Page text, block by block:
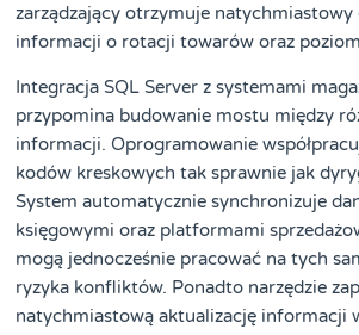
zarządzający otrzymuje natychmiastowy
informacji o rotacji towarów oraz
Integracja SQL Server z systemami
przypomina budowanie mostu między
informacji. Oprogramowanie
kodów kreskowych tak sprawnie jak
System automatycznie synchronizuje
księgowymi oraz platformami
mogą jednocześnie pracować na tych
ryzyka konfliktów. Ponadto narzędzie
natychmiastową aktualizację informacji